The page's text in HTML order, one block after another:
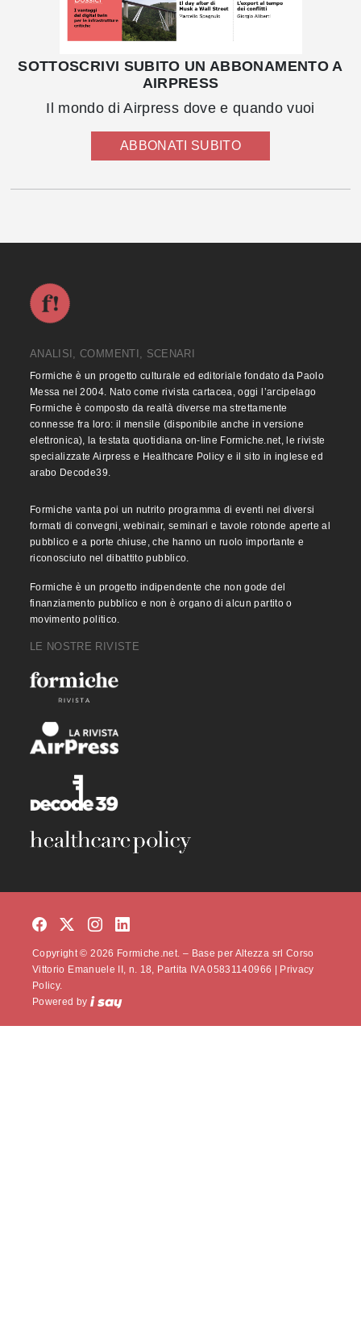
SOTTOSCRIVI SUBITO UN ABBONAMENTO A
AIRPRESS
Il mondo di Airpress dove e quando vuoi
ABBONATI SUBITO
ANALISI, COMMENTI, SCENARI
Formiche è un progetto culturale ed editoriale fondato da Paolo
Messa nel 2004. Nato come rivista cartacea, oggi l’arcipelago
Formiche è composto da realtà diverse ma strettamente
connesse fra loro: il mensile (disponibile anche in versione
elettronica), la testata quotidiana on-line Formiche.net, le riviste
specializzate Airpress e Healthcare Policy e il sito in inglese ed
arabo Decode39.
Formiche vanta poi un nutrito programma di eventi nei diversi
formati di convegni, webinair, seminari e tavole rotonde aperte al
pubblico e a porte chiuse, che hanno un ruolo importante e
riconosciuto nel dibattito pubblico.
Formiche è un progetto indipendente che non gode del
finanziamento pubblico e non è organo di alcun partito o
movimento politico.
LE NOSTRE RIVISTE
Copyright © 2026 Formiche.net. – Base per Altezza srl Corso
Vittorio Emanuele II, n. 18, Partita IVA 05831140966 |
Privacy
Policy.
Powered by